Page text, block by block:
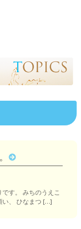
す。 みちのうえこ
い、 ひなまつ […]